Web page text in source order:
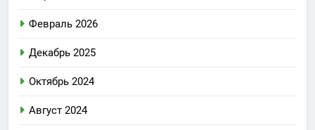
Февраль 2026
Декабрь 2025
Октябрь 2024
Август 2024